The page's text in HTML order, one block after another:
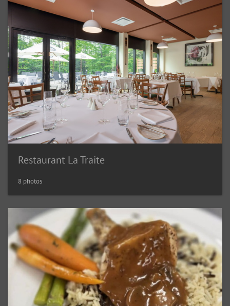
Restaurant La Traite
8 photos